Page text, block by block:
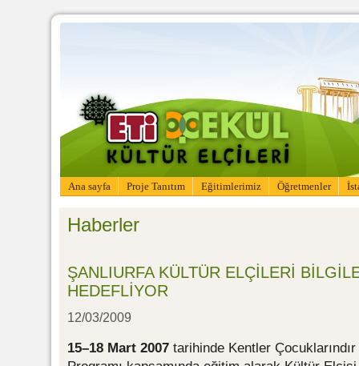
Ana sayfa Proje Tanıtım Eğitimlerimiz Öğretmenler
Haberler
ŞANLIURFA KÜLTÜR ELÇİLERİ
HEDEFLİYOR
12/03/2009
15–18 Mart 2007 tarihinde Kentler